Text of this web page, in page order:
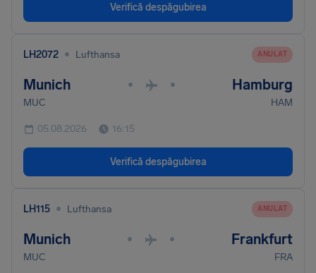
Verifică despăgubirea
LH2072 • Lufthansa ANULAT
Munich • • Hamburg
MUC HAM
05.08.2026 16:15
Verifică despăgubirea
LH115 • Lufthansa ANULAT
Munich • • Frankfurt
MUC FRA